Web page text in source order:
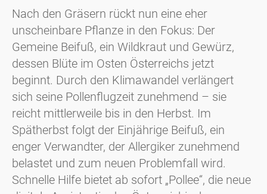
Nach den Gräsern rückt nun eine eher
unscheinbare Pflanze in den Fokus: Der
Gemeine Beifuß, ein Wildkraut und Gewürz,
dessen Blüte im Osten Österreichs jetzt
beginnt. Durch den Klimawandel verlängert
sich seine Pollenflugzeit zunehmend – sie
reicht mittlerweile bis in den Herbst. Im
Spätherbst folgt der Einjährige Beifuß, ein
enger Verwandter, der Allergiker zunehmend
belastet und zum neuen Problemfall wird.
Schnelle Hilfe bietet ab sofort „Pollee“, die neue